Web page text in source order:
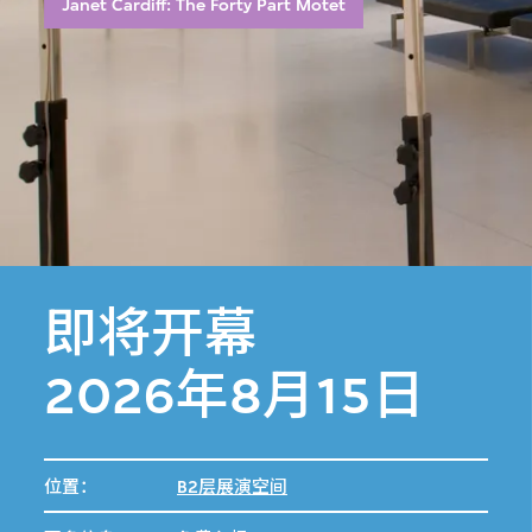
Janet Cardiff: The Forty Part Motet
即将开幕
2026年8月15日
位置： B2层展演空间